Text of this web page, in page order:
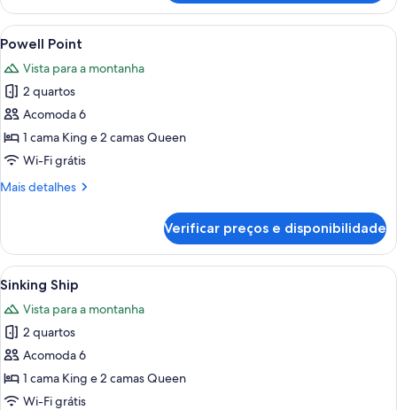
Cabin
#1
Carrega
todas
as
fotos
de
Powell
Point
Uma casa de madeira de dois
14
Powell Point
Vista para a montanha
2 quartos
Acomoda 6
1 cama King e 2 camas Queen
Wi-Fi grátis
Mais detalhes
Mais
Point
Verificar preços e disponibilidade
Carrega
todas
as
fotos
de
Sinking
Ship
Uma casa de madeira de dois
13
Sinking Ship
Vista para a montanha
2 quartos
Acomoda 6
1 cama King e 2 camas Queen
Wi-Fi grátis